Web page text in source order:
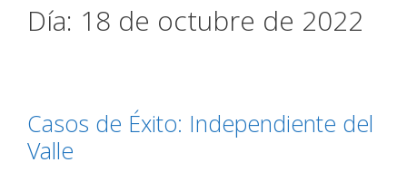
Día: 18 de octubre de 2022
Casos de Éxito: Independiente del
Valle